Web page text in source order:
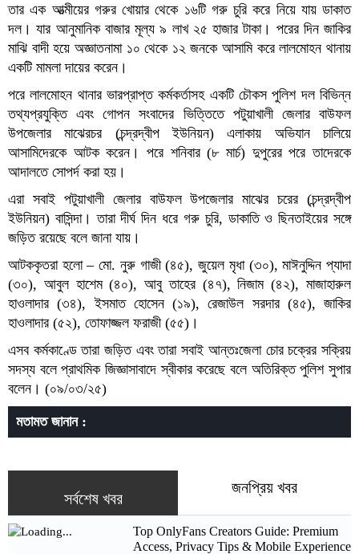
তার এক আত্মীয়ের গরুর খোয়ার থেকে ১৬টি গরু চুরি করে নিয়ে যায় ডাকাত
দল। যার আনুমানিক বাজার মূল্য ৯ লাখ ২৫ হাজার টাকা। পরের দিন জাকির
মাঝি বাদী হয়ে অজ্ঞাতনামা ১০ থেকে ১২ জনকে আসামি করে লালমোহন থানায়
একটি মামলা দায়ের করেন।
পরে লালমোহন থানার ভারপ্রাপ্ত কর্মকর্তাসহ একটি চৌকস পুলিশ দল বিভিন্ন
তথ্যপ্রযুক্তি এবং গোপন সংবাদের ভিত্তিতে পটুয়াখালী জেলার বাউফল
উপজেলার মাঝেরচর (চন্দ্রদ্বীপ ইউনিয়ন) এলাকায় অভিযান চালিয়ে
আসামিদেরকে আটক করেন। পরে শনিবার (৮ মার্চ) দুপুরের পরে তাদেরকে
আদালতে সোপর্দ করা হয়।
এরা সবাই পটুয়াখালী জেলার বাউফল উপজেলার মাঝের চরের (চন্দ্রদ্বীপ
ইউনিয়ন) বাসিন্দা। তারা দীর্ঘ দিন ধরে গরু চুরি, ডাকাতি ও ছিনতাইয়ের সঙ্গে
জড়িত রয়েছে বলে জানা যায়।
আটককৃতরা হলো – মো. নুরু গাজী (৪৫), জুয়েল মৃধা (৩০), মাঈনুদ্দিন প্যাদা
(৩০), আবুল হাশেম (৪০), আবু তাহের (৪৭), নিজাম (৪২), মাজাহারুল
হাওলাদার (৩৪), ইসমাত হোসেন (১৯), রেজাউল সরদার (৪৫), জাকির
হাওলাদার (৫২), তোফাজ্জল ফরাজী (৫৫)।
এসব কর্মকাণ্ডে তারা জড়িত এবং তারা সবাই আন্তঃজেলা চোর চক্রের সক্রিয়
সদস্য বলে প্রাথমিক জিজ্ঞাসাবাদে স্বীকার করেছে বলে অতিরিক্ত পুলিশ সুপার
বলেন। (০৯/০৩/২৫)
মতামত জানান :
সর্বশেষ খবর
জনপ্রিয় খবর
Top OnlyFans Creators Guide: Premium
Access, Privacy Tips & Mobile Experience